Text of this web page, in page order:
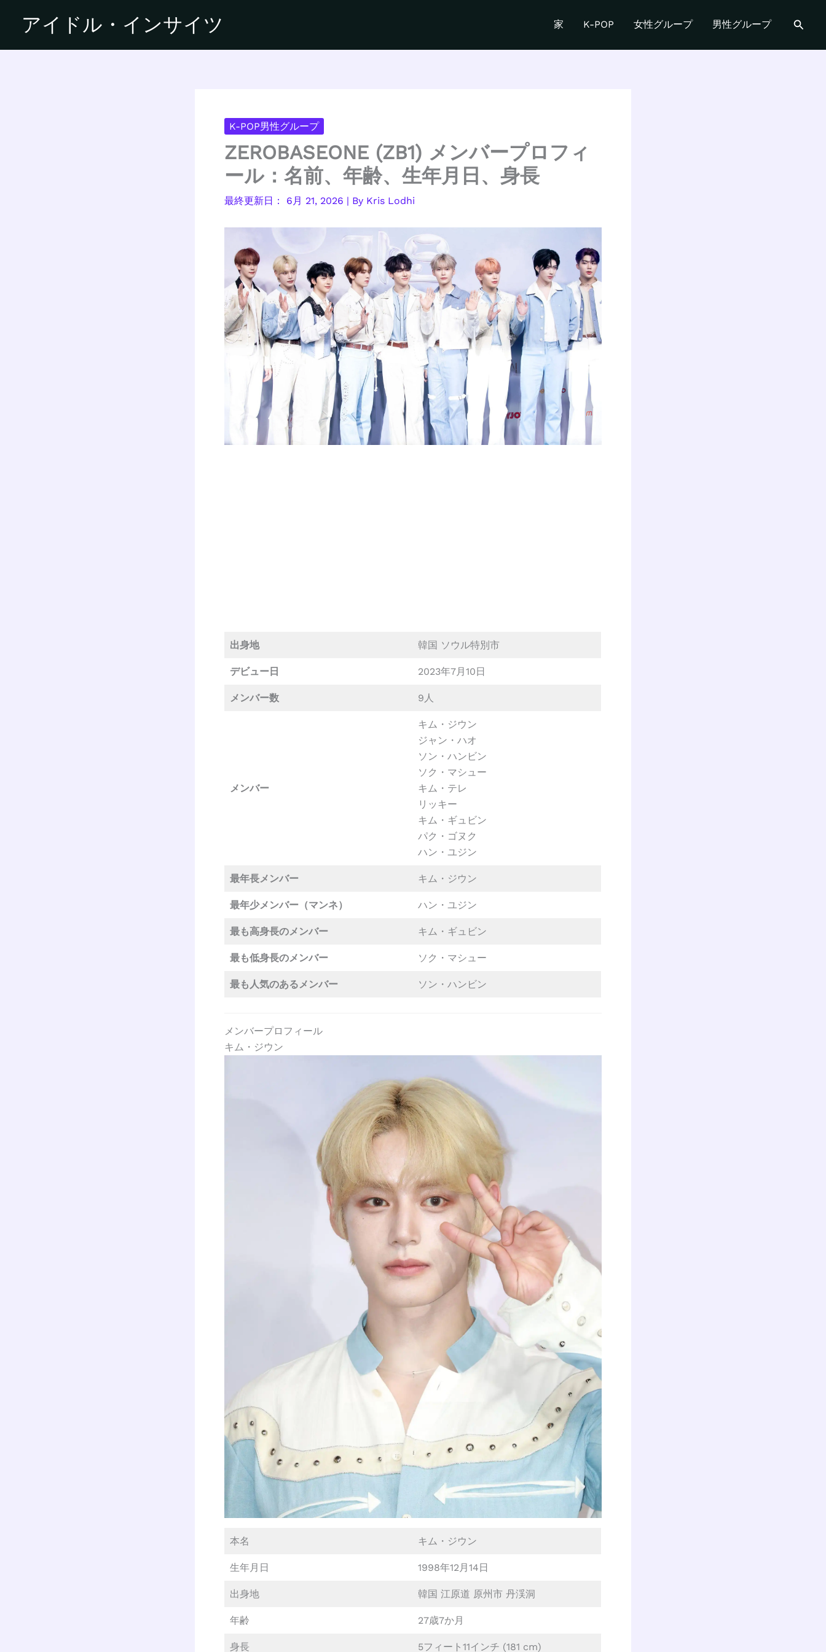
アイドル・インサイツ 家 K-POP 女性グループ 男性グループ
検
K-POP男性グループ
ZEROBASEONE (ZB1) メンバープロフィ
ール：名前、年齢、生年月日、身長
6月 21, 2026 | By Kris Lodhi
出身地 韓国 ソウル特別市
デビュー日 2023年7月10日
メンバー数 9人
メンバー
キム・ジウン
ジャン・ハオ
ソン・ハンビン
ソク・マシュー
キム・テレ
リッキー
キム・ギュビン
パク・ゴヌク
ハン・ユジン
最年長メンバー キム・ジウン
最年少メンバー（マンネ） ハン・ユジン
最も高身長のメンバー キム・ギュビン
最も低身長のメンバー ソク・マシュー
最も人気のあるメンバー ソン・ハンビン
メンバープロフィール
キム・ジウン
本名 キム・ジウン
生年月日 1998年12月14日
出身地 韓国 江原道 原州市 丹渓洞
年齢 27歳7か月
身長 5フィート11インチ (181 cm)